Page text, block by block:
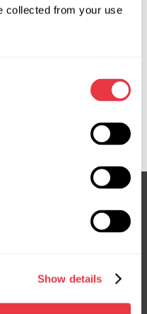
collected from your use
Show details
ME9303, ME9306
Subskrybuj